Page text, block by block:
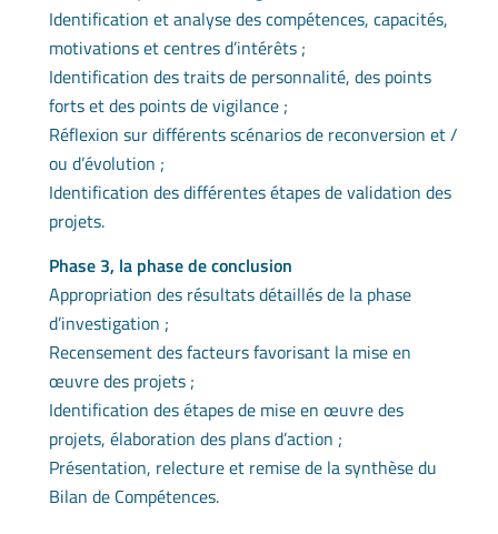
Identification et analyse des compétences, capacités,
motivations et centres d’intérêts ;
Identification des traits de personnalité, des points
forts et des points de vigilance ;
Réflexion sur différents scénarios de reconversion et /
ou d’évolution ;
Identification des différentes étapes de validation des
projets.
Phase 3, la phase de conclusion
Appropriation des résultats détaillés de la phase
d’investigation ;
Recensement des facteurs favorisant la mise en
œuvre des projets ;
Identification des étapes de mise en œuvre des
projets, élaboration des plans d’action ;
Présentation, relecture et remise de la synthèse du
Bilan de Compétences.